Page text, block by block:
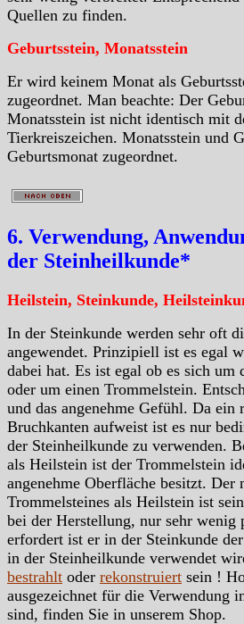
Quellen zu finden.
Geburtsstein, Monatsstein
Er wird keinem Monat als
zugeordnet. Man beachte: Der
Monatsstein ist nicht identisch mit
Tierkreiszeichen. Monatsstein und
Geburtsmonat zugeordnet.
6. Verwendung,
der Steinheilkunde*
Heilstein, Steinkunde,
In der Steinkunde werden sehr oft
angewendet. Prinzipiell ist es egal
dabei hat. Es ist egal ob es sich um
oder um einen Trommelstein.
und das angenehme Gefühl. Da ein
Bruchkanten aufweist ist es nur
der Steinheilkunde zu verwenden.
als Heilstein ist der Trommelstein
angenehme Oberfläche besitzt. Der
Trommelsteines als Heilstein ist
bei der Herstellung, nur sehr wenig
erfordert ist er in der Steinkunde
in der Steinheilkunde verwendet
bestrahlt oder rekonstruiert sein !
ausgezeichnet für die Verwendung
sind, finden Sie in unserem Shop.